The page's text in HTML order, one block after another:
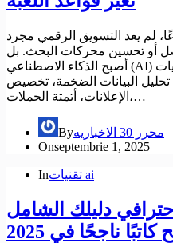
لم يعد التسويق الرقمي مجرد
أو تحسين محركات البحث. بل
أصبح الذكاء الاصطناعي (AI) المحرك الأساسي وراء استراتيجيات
البيانات الضخمة، تخصيص
الإعلانات، أتمتة الحملات،…
By
محرر 30 الاخباريه
Onseptembrie 1, 2025
In تقنيات ai
دليلك الشامل
ناجحًا في 2025